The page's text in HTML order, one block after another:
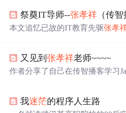
人都能接触到先进的编程知识。
力的认可，也是对编程教育平等
祭奠IT导师--张孝祥 （传
本文追忆已故的IT教育先驱张孝
入门。作者深情地回顾了自己在
历，表达了对张老师的无限怀念
又见到张孝祥老师~~~~
作者分享了自己在传智播客学习
目，深受启发，坚定了继续努力
我迷茫的程序人生路